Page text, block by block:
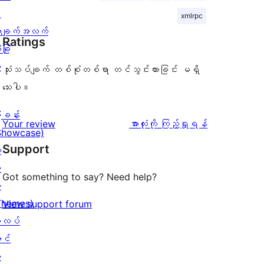
xmlrpc
Ratings
သုံးသပ်ချက် တစ်စုံတစ်ရာ တင်သွင်းထားခြင်း မရှိ
သေးပါ။
Your review
သုံးသပ်
အားလုံးကို ကြည့်ရှုရန်
Support
Got something to say? Need help?
View support forum
ချက်အလက်
ြုံ
ခန်း
လပ်
င်